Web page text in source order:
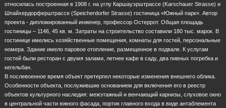
относилась построенная в 1908 г. на углу Каршауэрштрассе (Karschauer Strasse) и
Шпайхердорферштрассе (Speicherdorfer Strasse) гостиница «Южный парк». Автор
проекта - дипломированный инженер, профессор Остеррот. Общая площадь
гостиницы – 1146, 45 кв. м. Затраты на строительство составили 180 тыс. марок. В
гостинице имелись хозяйственные помещения, комнаты для гостей, персональные
номера. Здание имело паровое отопление, размещенное в подвале. К услугам
гостей были ресторан с двумя залами, летнее кафе в саду, два пивных погребка и
кегельбан.
В послевоенное время объект претерпел некоторые изменения внешнего облика.
Особенности объекта, послужившие основанием для включения его в реестр
объектов культурного наследия: межэтажный и венчающий карнизы, слуховое окно
в центральной части южного фасада, портик главного входа в виде антаблемента